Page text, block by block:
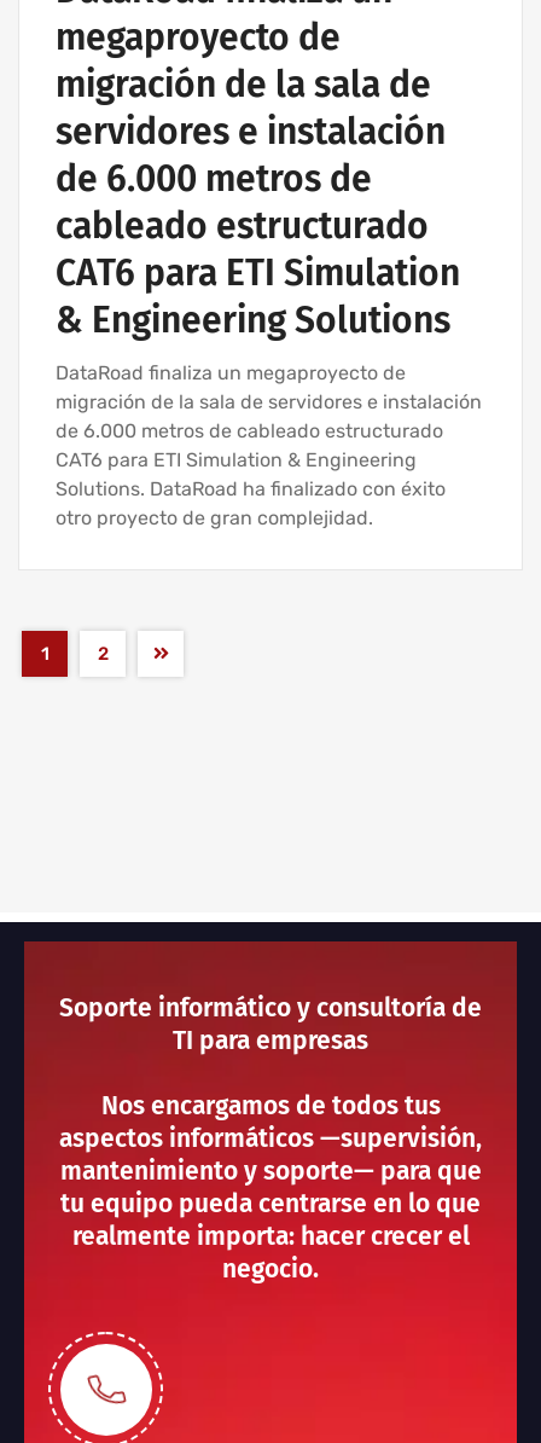
megaproyecto de
migración de la sala de
servidores e instalación
de 6.000 metros de
cableado estructurado
CAT6 para ETI Simulation
& Engineering Solutions
DataRoad finaliza un megaproyecto de
migración de la sala de servidores e instalación
de 6.000 metros de cableado estructurado
CAT6 para ETI Simulation & Engineering
Solutions. DataRoad ha finalizado con éxito
otro proyecto de gran complejidad.
1 2
Soporte informático y consultoría de
TI para empresas
Nos encargamos de todos tus
aspectos informáticos —supervisión,
mantenimiento y soporte— para que
tu equipo pueda centrarse en lo que
realmente importa: hacer crecer el
negocio.